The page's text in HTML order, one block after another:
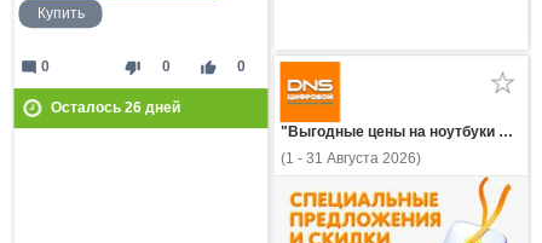
Купить
thumb_down 0 thumb_up 0
mode_comment 0
Осталось 26дней
"Выгодные цены на ноутбуки HONOR!"
(1 - 31 Августа 2026)